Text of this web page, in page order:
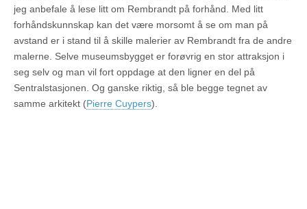
jeg anbefale å lese litt om Rembrandt på forhånd. Med litt
forhåndskunnskap kan det være morsomt å se om man på
avstand er i stand til å skille malerier av Rembrandt fra de andre
malerne. Selve museumsbygget er forøvrig en stor attraksjon i
seg selv og man vil fort oppdage at den ligner en del på
Sentralstasjonen. Og ganske riktig, så ble begge tegnet av
samme arkitekt (Pierre Cuypers).